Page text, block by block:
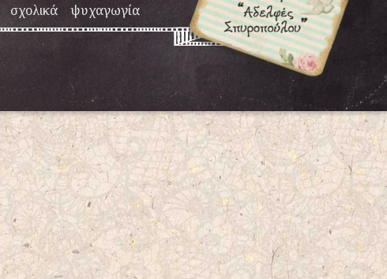
σχολικά ψυχαγωγία